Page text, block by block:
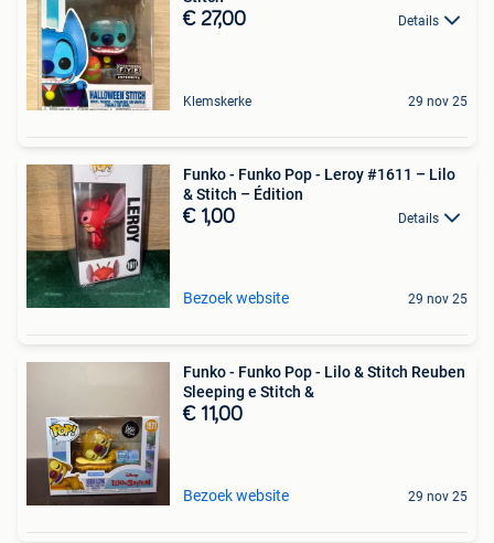
€ 27,00 Details
Klemskerke 29 nov 25
Funko - Funko Pop - Leroy #1611 – Lilo
& Stitch – Édition
€ 1,00 Details
Bezoek website 29 nov 25
Funko - Funko Pop - Lilo & Stitch Reuben
Sleeping e Stitch &
€ 11,00
Bezoek website 29 nov 25